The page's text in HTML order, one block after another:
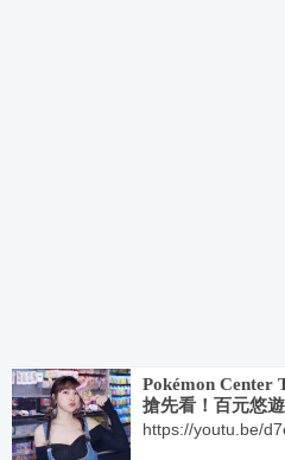
Pokémon Center
搶先看！百元悠
https://youtu.be/